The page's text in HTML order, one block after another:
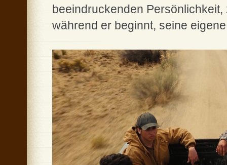
beeindruckenden
während er beginnt, seine